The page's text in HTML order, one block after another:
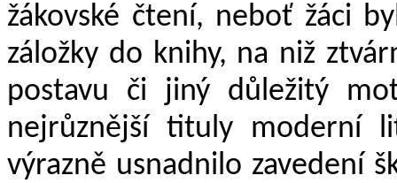
žákovské čtení, neboť žáci
záložky do knihy, na niž
postavu či jiný důležitý
nejrůznější tituly moderní
výrazně usnadnilo zavedení